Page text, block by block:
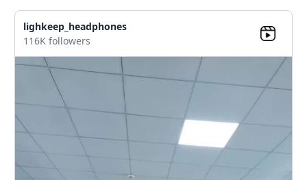
lighkeep_headphones
116K followers